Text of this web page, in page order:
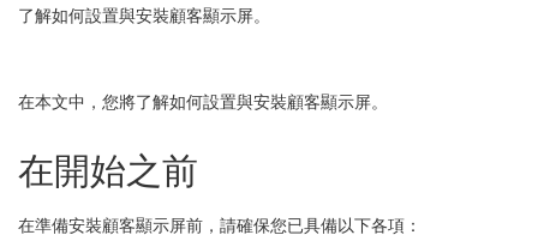
了解如何設置與安裝顧客顯示屏。
在本文中，您將了解如何設置與安裝顧客顯示屏。
在開始之前
在準備安裝顧客顯示屏前，請確保您已具備以下各項：